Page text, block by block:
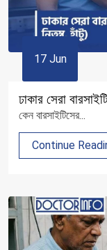
17 Jun
ঢাকার সেরা
কেন বারসাইটিসের...
Continue